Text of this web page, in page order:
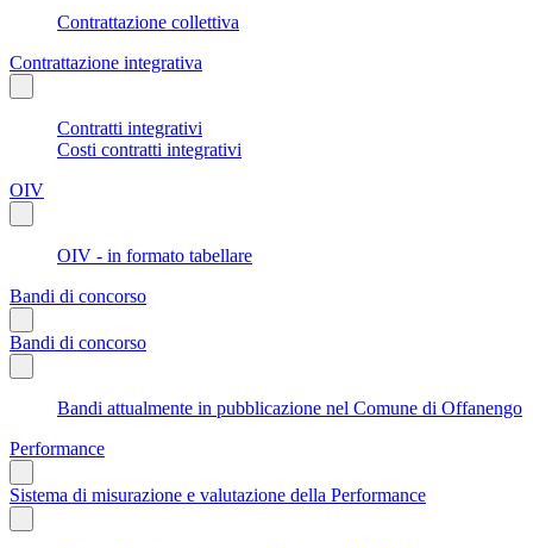
Contrattazione collettiva
Contrattazione integrativa
Contratti integrativi
Costi contratti integrativi
OIV
OIV - in formato tabellare
Bandi di concorso
Bandi di concorso
Bandi attualmente in pubblicazione nel Comune di Offanengo
Performance
Sistema di misurazione e valutazione della Performance